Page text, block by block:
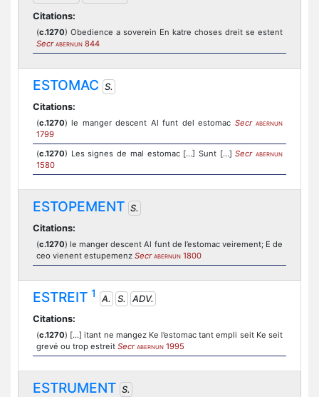
Citations:
(c.1270) Obedience a soverein En katre choses dreit se estent
Secr ABERNUN 844
ESTOMAC S.
Citations:
(c.1270) le manger descent Al funt del estomac Secr ABERNUN
1799
(c.1270) Les signes de mal estomac […] Sunt […]Secr ABERNUN
1580
ESTOPEMENT S.
Citations:
(c.1270) le manger descent Al funt de l’estomac veirement; E de
ceo vienent estupemenz Secr ABERNUN 1800
ESTREIT 1 A. S.
ADV.
Citations:
(c.1270) [...] itant ne mangez Ke l’estomac tant empli seit Ke seit
grevé ou trop estreit Secr ABERNUN 1995
ESTRUMENT S.